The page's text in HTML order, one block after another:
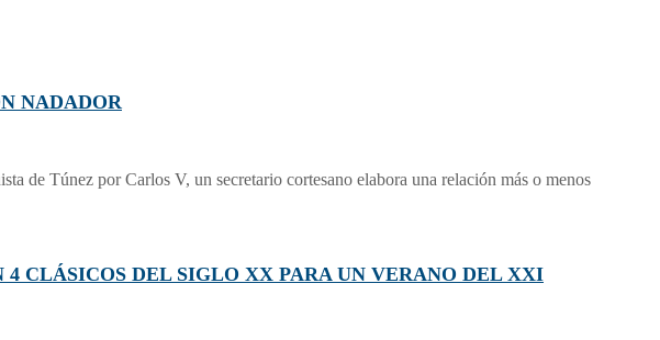
NADADOR
de Túnez por Carlos V, un secretario cortesano elabora una relación más o menos
4 CLÁSICOS DEL SIGLO XX PARA UN VERANO DEL XXI